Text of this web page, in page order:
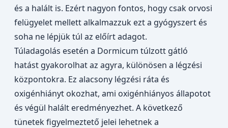
és a halált is. Ezért nagyon fontos, hogy csak orvosi
felügyelet mellett alkalmazzuk ezt a gyógyszert és
soha ne lépjük túl az előírt adagot.
Túladagolás esetén a Dormicum túlzott gátló
hatást gyakorolhat az agyra, különösen a légzési
központokra. Ez alacsony légzési ráta és
oxigénhiányt okozhat, ami oxigénhiányos állapotot
és végül halált eredményezhet. A következő
tünetek figyelmeztető jelei lehetnek a